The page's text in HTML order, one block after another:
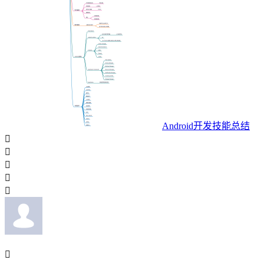
Android开发技能总结





